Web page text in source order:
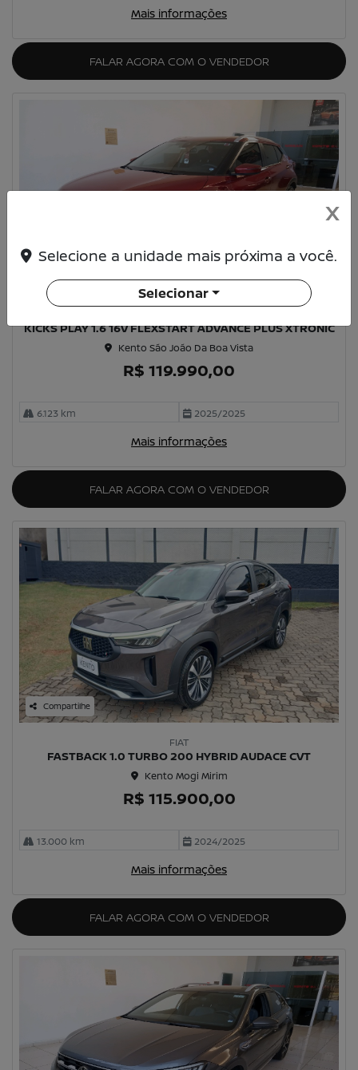
Mais informações
FALAR AGORA COM O VENDEDOR
Compartilhe
KICKS PLAY 1.6 16V FLEXSTART ADVANCE PLUS XTRONIC
Kento São João Da Boa Vista
R$ 119.990,00
6.123 km 2025/2025
Mais informações
FALAR AGORA COM O VENDEDOR
Compartilhe
FIAT
FASTBACK 1.0 TURBO 200 HYBRID AUDACE CVT
Kento Mogi Mirim
R$ 115.900,00
13.000 km 2024/2025
Mais informações
FALAR AGORA COM O VENDEDOR
X
Selecione a unidade mais próxima a você.
Selecionar